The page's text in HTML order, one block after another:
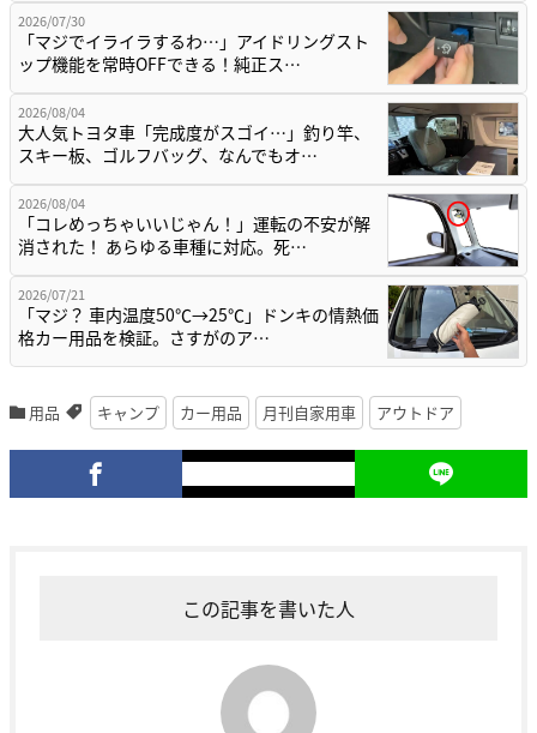
2026/07/30
「マジでイライラするわ…」アイドリングスト
ップ機能を常時OFFできる！純正ス…
2026/08/04
大人気トヨタ車「完成度がスゴイ…」釣り竿、
スキー板、ゴルフバッグ、なんでもオ…
2026/08/04
「コレめっちゃいいじゃん！」運転の不安が解
消された！ あらゆる車種に対応。死…
2026/07/21
「マジ？ 車内温度50℃→25℃」ドンキの情熱価
格カー用品を検証。さすがのア…
用品 キャンプ カー用品 月刊自家用車 アウトドア
この記事を書いた人